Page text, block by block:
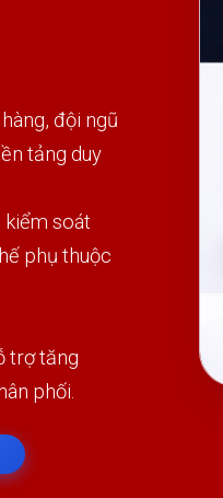
đội ngũ
tảng duy
kiểm soát
phụ thuộc
trợ tăng
phối.